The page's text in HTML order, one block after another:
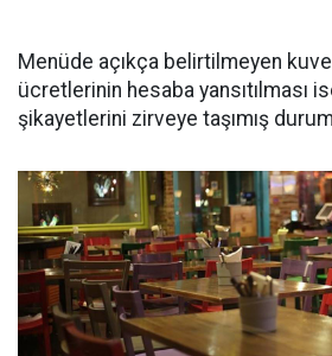
Menüde açıkça belirtilmeyen
ücretlerinin hesaba yansıtılması
şikayetlerini zirveye taşımış